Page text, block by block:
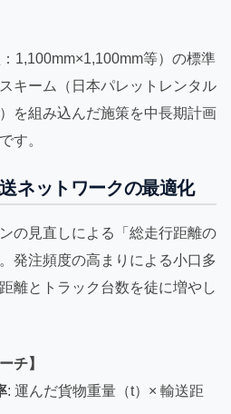
1,100mm×1,100mm等）の標準
キーム（日本パレットレンタル
を組み込んだ施策を中長期計画
す。
ネットワークの最適化
の見直しによる「総走行距離の
発注頻度の高まりによる小口多
離とトラック台数を徒に増やし
チ】
: 運んだ貨物重量（t）× 輸送距